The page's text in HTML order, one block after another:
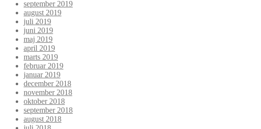
september 2019
august 2019
juli 2019
juni 2019
maj 2019
april 2019
marts 2019
februar 2019
januar 2019
december 2018
november 2018
oktober 2018
september 2018
august 2018